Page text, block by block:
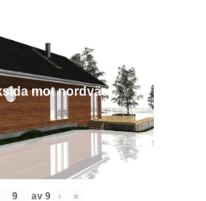
mot nordväst
av 9 › »